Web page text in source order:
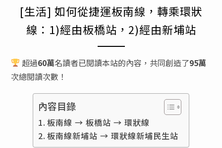
[生活] 如何從捷運板南線，轉乘環狀
線：1)經由板橋站，2)經由新埔站
超過60萬名讀者已閱讀本站的內容，共同創造了95萬
次總閱讀次數！
內容目錄
板南線 → 板橋站 → 環狀線
板南線新埔站 → 環狀線新埔民生站